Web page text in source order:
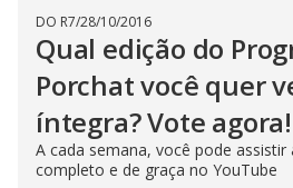
DO R7/28/10/2016
Qual edição do
Porchat você quer
íntegra? Vote agora!
A cada semana, você pode
completo e de graça no YouTube